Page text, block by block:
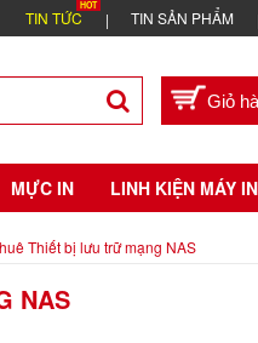
TIN TỨC TIN SẢN PHẨM
MỰC IN LINH KIỆN MÁY IN
Thiết bị lưu trữ mạng NAS
NAS